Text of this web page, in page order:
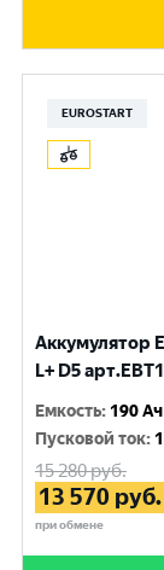
EUROSTART
Аккумулятор
L+ D5
Емкость: 190 Ач
Пусковой ток:
15 280руб.
13 570 руб.
при обмене